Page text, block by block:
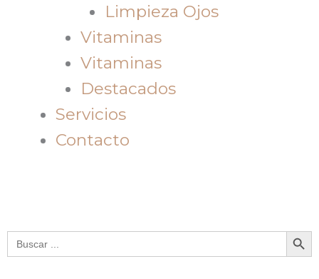
Limpieza Ojos
Vitaminas
Vitaminas
Destacados
Servicios
Contacto
Buscar: Botón de